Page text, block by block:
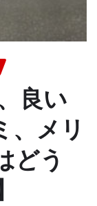
良い
、メリ
どう